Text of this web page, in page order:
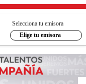
Selecciona tu emisora
Elige tu emisora